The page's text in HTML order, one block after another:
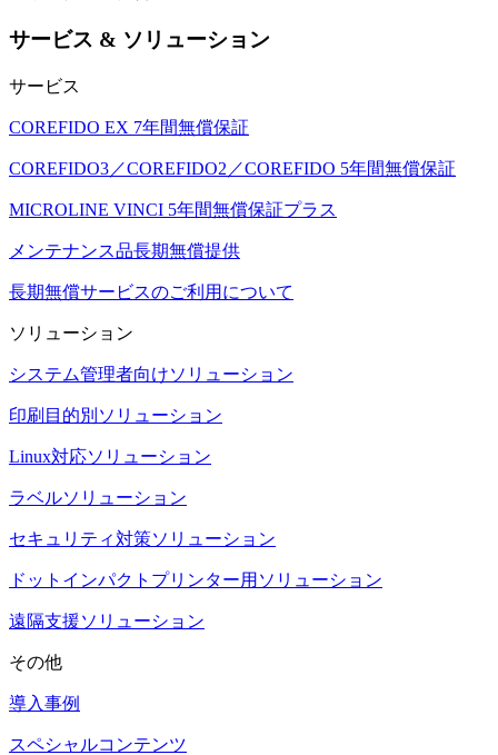
サービス & ソリューション
サービス
COREFIDO EX 7年間無償保証
COREFIDO3／COREFIDO2／COREFIDO 5年間無償保証
MICROLINE VINCI 5年間無償保証プラス
メンテナンス品長期無償提供
長期無償サービスのご利用について
ソリューション
システム管理者向けソリューション
印刷目的別ソリューション
Linux対応ソリューション
ラベルソリューション
セキュリティ対策ソリューション
ドットインパクトプリンター用ソリューション
遠隔支援ソリューション
その他
導入事例
スペシャルコンテンツ